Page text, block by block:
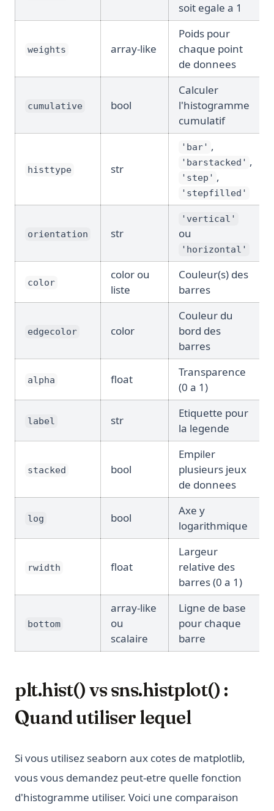
soit egale a 1
weights array-like
Poids pour
chaque point
de donnees
cumulative bool
Calculer
l'histogramme
cumulatif
histtype str
'bar' ,
'barstacked' ,
'step' ,
'stepfilled'
orientation str
'vertical'
ou
'horizontal'
color
color ou
liste
Couleur(s) des
barres
edgecolor color
Couleur du
bord des
barres
alpha float
Transparence
(0 a 1)
label str
Etiquette pour
la legende
stacked bool
Empiler
plusieurs jeux
de donnees
log bool
Axe y
logarithmique
rwidth float
Largeur
relative des
barres (0 a 1)
bottom
array-like
ou
scalaire
Ligne de base
pour chaque
barre
plt.hist() vs sns.histplot() :
Quand utiliser lequel
Si vous utilisez seaborn aux cotes de matplotlib,
vous vous demandez peut-etre quelle fonction
d'histogramme utiliser. Voici une comparaison